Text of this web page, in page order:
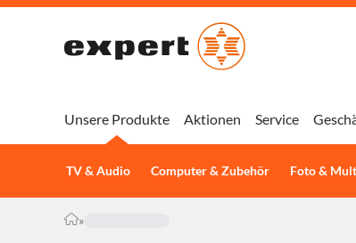
Unsere Produkte
TV & Audio Computer & Zubehör Foto &
Aktionen Service
»